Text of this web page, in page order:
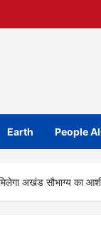
Earth People
अखंड सौभाग्य का